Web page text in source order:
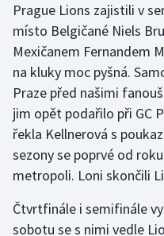
Házená
Jezdectví
Judo
Krasobruslení
Lezení
Lyže a snowboard
Prague Lions zajistili v
místo Belgičané Niels
Mexičanem Fernandem
na kluky moc pyšná.
Praze před našimi
jim opět podařilo při GC
řekla Kellnerová s
sezony se poprvé od
metropoli. Loni skončili
Čtvrtfinále i semifinále
sobotu se s nimi vedle